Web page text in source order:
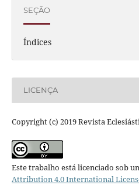
SEÇÃO
Índices
LICENÇA
Copyright (c) 2019 Revista
Este trabalho está licenciado sob
Attribution 4.0 International